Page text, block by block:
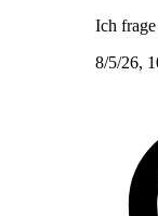
Ich
8/5/26,